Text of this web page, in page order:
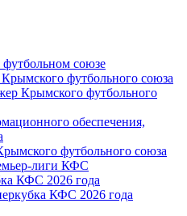
союзе
футбольного союза
Крымского футбольного
обеспечения,
футбольного союза
лиги КФС
КФС 2026 года
КФС 2026 года